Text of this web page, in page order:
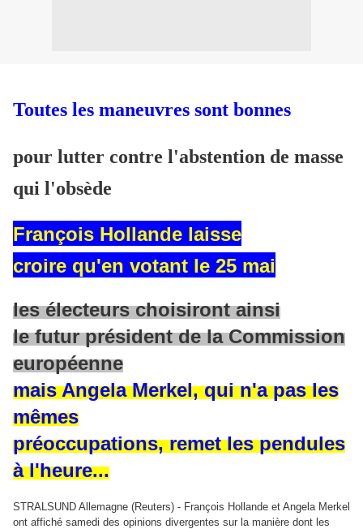
Toutes les maneuvres sont bonnes
pour lutter contre l'abstention de masse
qui l'obsède
François Hollande laisse
croire qu'en votant le 25 mai
les électeurs choisiront ainsi
le futur présidentde la Commission
européenne
mais Angela Merkel, qui n'a pas les
mêmes
préoccupations, remet les pendules
à l'heure...
STRALSUND Allemagne (Reuters) - François Hollande et Angela Merkel
ont affiché samedi des opinions divergentes sur la manière dont les